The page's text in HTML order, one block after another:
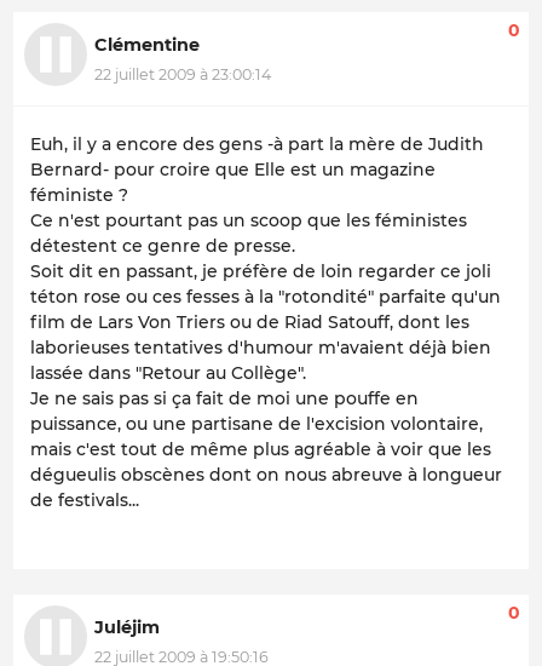
Clémentine
22 juillet 2009 à 23:00:14
0
Euh, il y a encore des gens -à part la mère de Judith
Bernard- pour croire que Elle est un magazine
féministe ?
Ce n'est pourtant pas un scoop que les féministes
détestent ce genre de presse.
Soit dit en passant, je préfère de loin regarder ce joli
téton rose ou ces fesses à la "rotondité" parfaite qu'un
film de Lars Von Triers ou de Riad Satouff, dont les
laborieuses tentatives d'humour m'avaient déjà bien
lassée dans "Retour au Collège".
Je ne sais pas si ça fait de moi une pouffe en
puissance, ou une partisane de l'excision volontaire,
mais c'est tout de même plus agréable à voir que les
dégueulis obscènes dont on nous abreuve à longueur
de festivals...
Juléjim
22 juillet 2009 à 19:50:16
0